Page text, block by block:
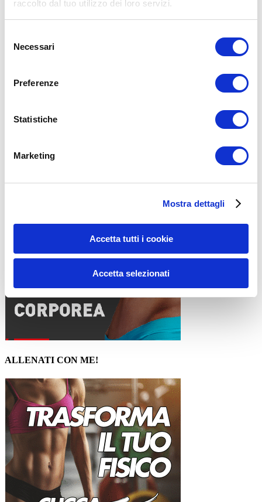
raccolto dal tuo utilizzo dei loro servizi.
delNecessari
Preferenze
Statistiche
Marketing
Mostra dettagli
Accetta tutti i cookie
Accetta selezionati
Nome*
ALLENATI CON ME!